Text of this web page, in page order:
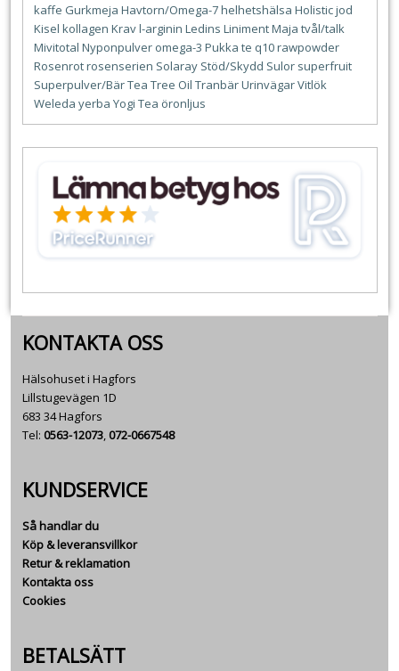
kaffe Gurkmeja Havtorn/Omega-7helhetshälsa Holisticjod
Kisel kollagen Kravl-arginin Ledins LinimentMaja tvål/talk
Mivitotal Nyponpulver omega-3 Pukka te q10rawpowder
Rosenrotrosenserien Solaray Stöd/Skydd Sulor superfruit
Superpulver/BärTea Tree Oil TranbärUrinvägarVitlök
Weleda yerba Yogi Tea öronljus
KONTAKTA OSS
Hälsohuset i Hagfors
Lillstugevägen 1D
683 34 Hagfors
Tel: 0563-12073,072-0667548
KUNDSERVICE
Så handlar du
Köp & leveransvillkor
Retur & reklamation
Kontakta oss
Cookies
BETALSÄTT